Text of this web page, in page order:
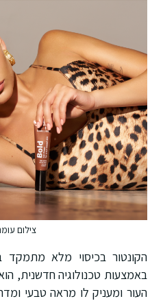
צילום
הקונטור בכיסוי מלא מתמקד
באמצעות טכנולוגיה חדשנית,
העור ומעניק לו מראה טבעי